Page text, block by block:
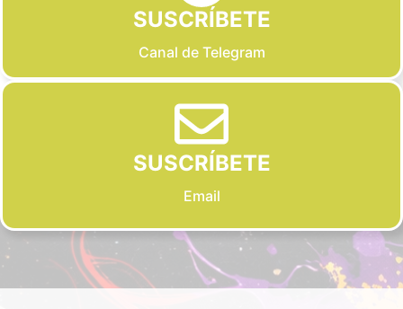
SUSCRÍBETE
Canal de Telegram
SUSCRÍBETE
Email